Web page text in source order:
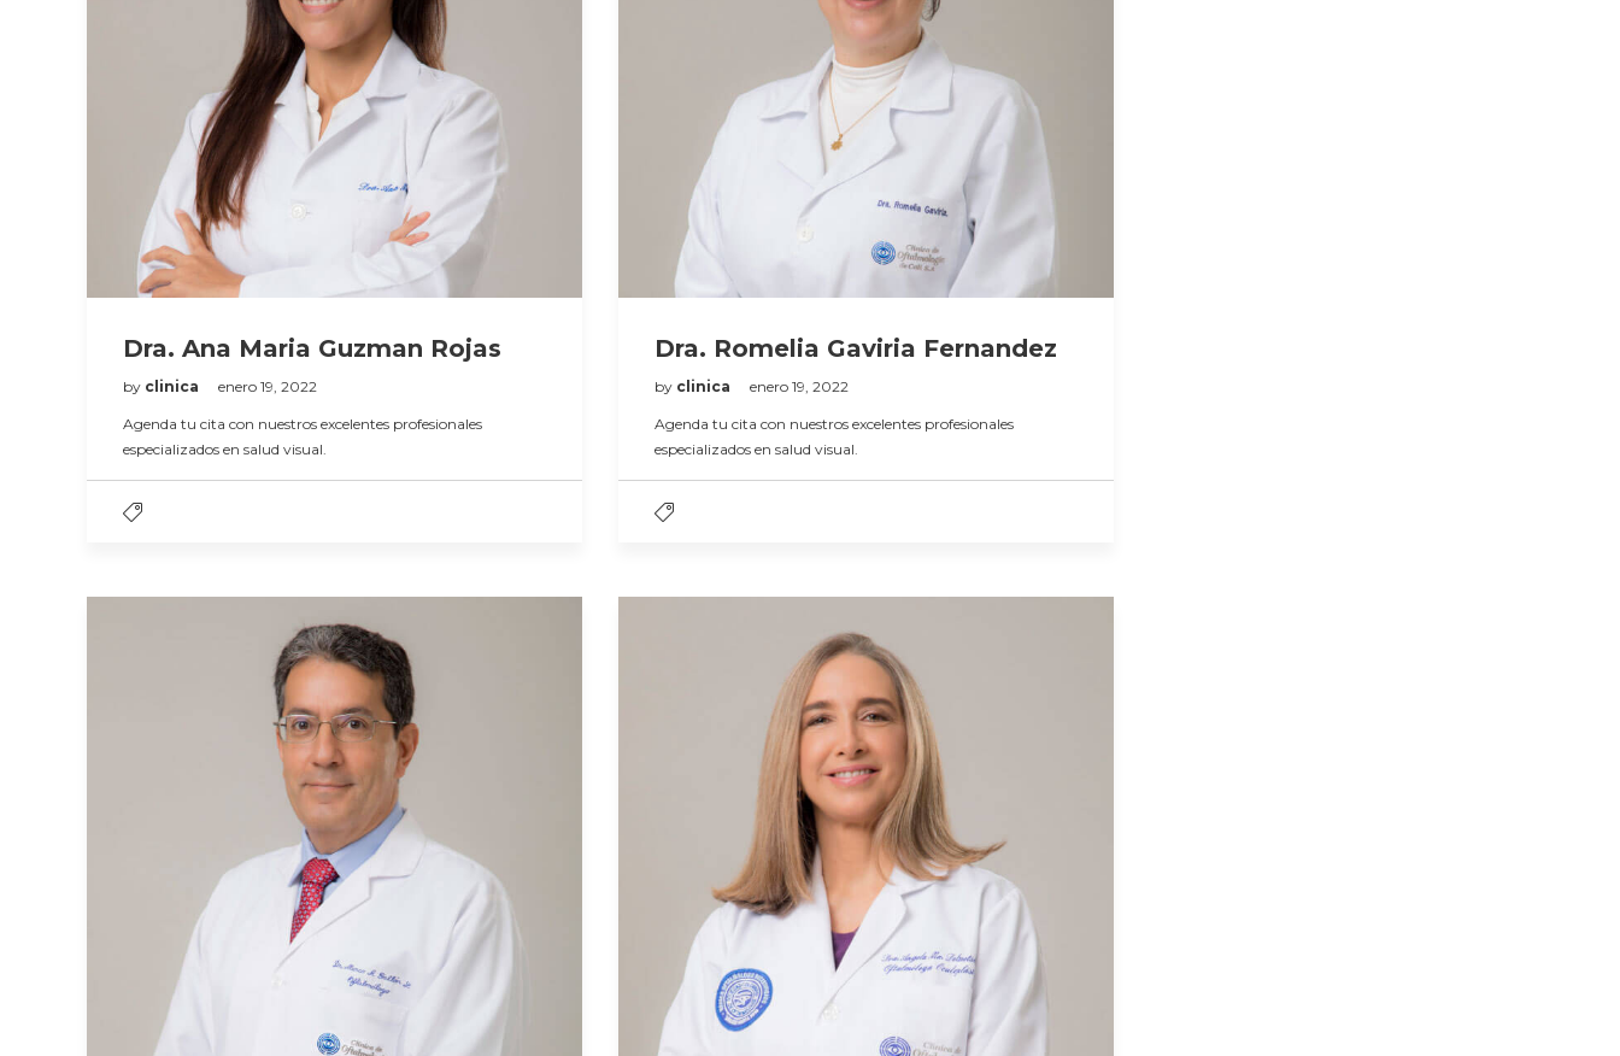
Dra. Ana Maria Guzman Rojas
by clinica enero 19, 2022
Agenda tu cita con nuestros excelentes profesionales
especializados en salud visual.
Dra. Romelia Gaviria Fernandez
by clinica enero 19, 2022
Agenda tu cita con nuestros excelentes profesionales
especializados en salud visual.